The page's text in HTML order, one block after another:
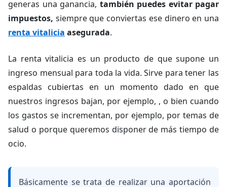
generas una ganancia, también puedes evitar pagar
impuestos, siempre que conviertas ese dinero en una
renta vitalicia asegurada.
La renta vitalicia es un producto de que supone un
ingreso mensual para toda la vida. Sirve para tener las
espaldas cubiertas en un momento dado en que
nuestros ingresos bajan, por ejemplo, , o bien cuando
los gastos se incrementan, por ejemplo, por temas de
salud o porque queremos disponer de más tiempo de
ocio.
Básicamente se trata de realizar una aportación